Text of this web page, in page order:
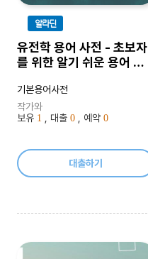
알라딘
유전학 용어 사전 - 초보자
를 위한 알기 쉬운 용어 설
기본용어사전
작가와
보유 1 , 대출 0 , 예약 0
대출하기